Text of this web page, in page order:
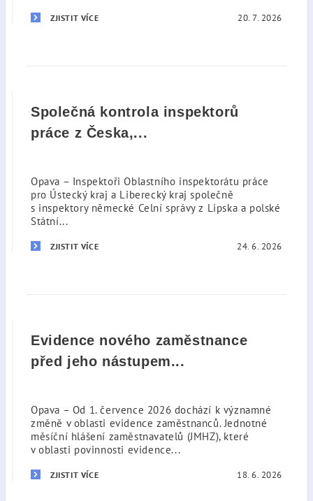
ZJISTIT VÍCE 20. 7. 2026
Společná kontrola inspektorů
práce z Česka,...
Opava – Inspektoři Oblastního inspektorátu práce
pro Ústecký kraj a Liberecký kraj společně
s inspektory německé Celní správy z Lipska a polské
Státní...
ZJISTIT VÍCE 24. 6. 2026
Evidence nového zaměstnance
před jeho nástupem...
Opava – Od 1. července 2026 dochází k významné
změně v oblasti evidence zaměstnanců. Jednotné
měsíční hlášení zaměstnavatelů (JMHZ), které
v oblasti povinnosti evidence...
ZJISTIT VÍCE 18. 6. 2026